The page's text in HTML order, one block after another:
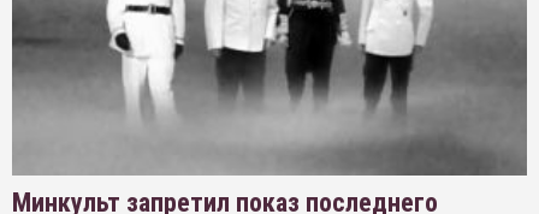
Минкульт запретил показ последнего